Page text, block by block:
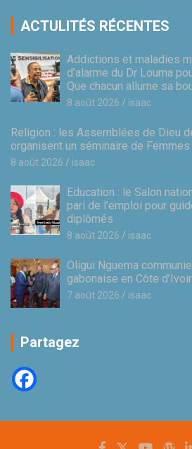
ACTULITÉS RÉCENTES
Addictions et maladies
d’alarme du Dr Louma
Que chacun allume sa
8 août 2026 isaac
Religion : les Assemblées de Dieu
organisent un séminaire de
8 août 2026 isaac
Education : le Salon
pari de l’emploi pour
diplômés
8 août 2026 isaac
Oligui Nguema
gabonaise en Côte
7 août 2026 isaac
Partagez